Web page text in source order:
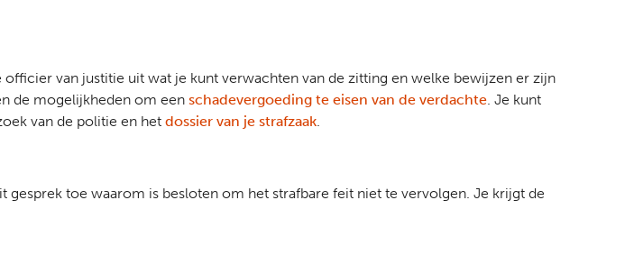
van justitie uit wat je kunt verwachten van de zitting en welke bewijzen er zijn
de mogelijkheden om een schadevergoeding te eisen van de verdachte. Je kunt
van de politie en het dossier van je strafzaak.
gesprek toe waarom is besloten om het strafbare feit niet te vervolgen. Je krijgt de